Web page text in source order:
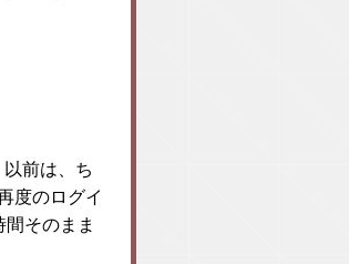
前は、ち
度のログイ
そのまま